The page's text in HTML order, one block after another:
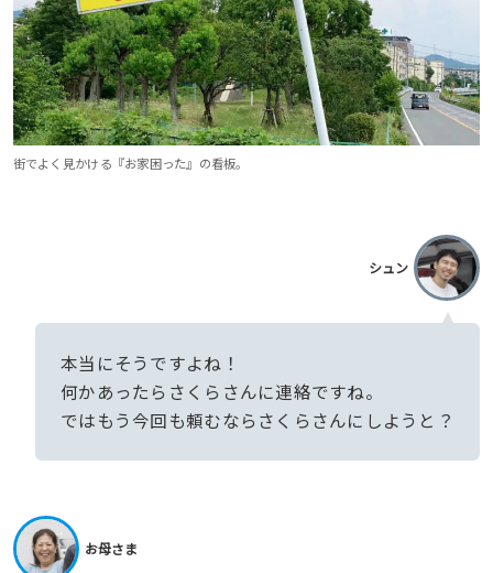
街でよく見かける『お家困った』の看板。
シュン
本当にそうですよね！
何かあったらさくらさんに連絡ですね。
ではもう今回も頼むならさくらさんにしようと？
お母さま